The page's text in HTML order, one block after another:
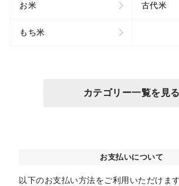
お米 古代米
もち米
カテゴリー一覧を見る
お支払いについて
以下のお支払い方法をご利用いただけま